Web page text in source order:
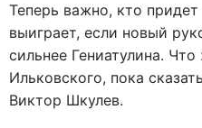
Теперь важно, кто
выиграет, если новый
сильнее Гениатулина.
Ильковского, пока
Виктор Шкулев.